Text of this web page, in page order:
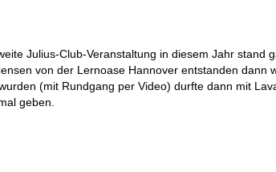
Julius-Club-Veranstaltung in diesem Jahr stand
von der Lernoase Hannover entstanden
(mit Rundgang per Video) durfte dann mit
geben.